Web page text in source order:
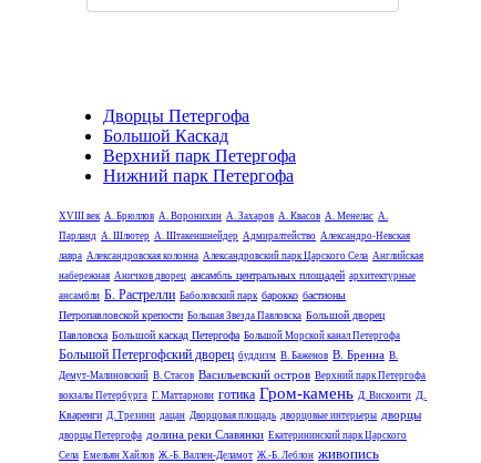
Дворцы Петергофа
Большой Каскад
Верхний парк Петергофа
Нижний парк Петергофа
XVIII век А. Брюллов А. Воронихин А. Захаров А. Квасов А. Менелас А.
Парланд А. Шлютер А. Штакеншнейдер Адмиралтейство Александро-Невская
лавра Александровская колонна Александровский парк Царского Села Английская
набережная Аничков дворец ансамбль центральных площадей архитектурные
ансамбли Б. Растрелли Баболовский парк барокко бастионы
Петропавловской крепости Большая Звезда Павловска Большой дворец
Павловска Большой каскад Петергофа Большой Морской канал Петергофа
Большой Петергофский дворец буддизм В. Баженов В. Бренна В.
Демут-Малиновский В. Стасов Васильевский остров Верхний парк Петергофа
вокзалы Петербурга Г. Маттарнови готика Гром-камень Д. Висконти Д.
Кваренги Д. Трезини дацан Дворцовая площадь дворцовые интерьеры дворцы
дворцы Петергофа долина реки Славянки Екатерининский парк Царского
Села Емельян Хайлов Ж.-Б. Валлен-Деламот Ж.-Б. Леблон живопись